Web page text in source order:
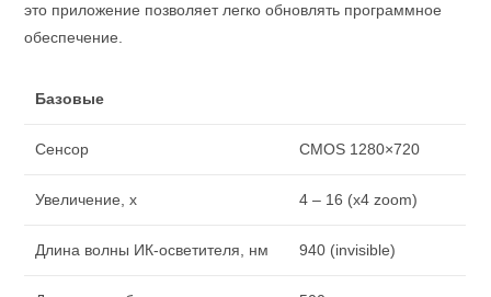
это приложение позволяет легко обновлять программное
обеспечение.
Базовые
Сенсор CMOS 1280×720
Увеличение, x 4 – 16 (x4 zoom)
Длина волны ИК-осветителя, нм 940 (invisible)